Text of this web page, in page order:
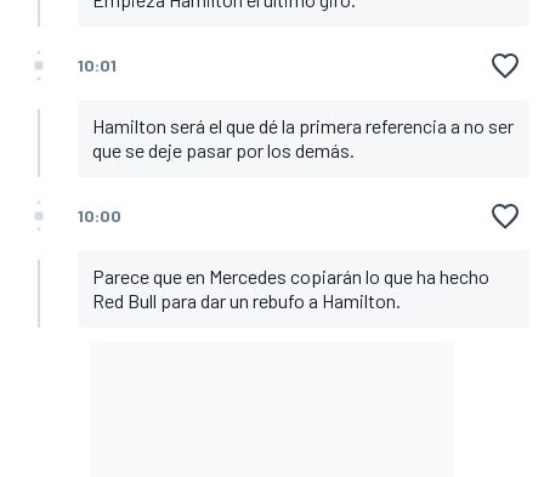
10:01
Hamilton será el que dé la primera referencia a no ser
que se deje pasar por los demás.
10:00
Parece que en Mercedes copiarán lo que ha hecho
Red Bull para dar un rebufo a Hamilton.